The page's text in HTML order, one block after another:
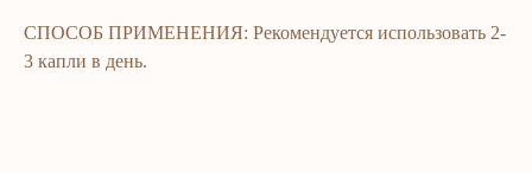
СПОСОБ ПРИМЕНЕНИЯ: Рекомендуется использовать 2-
3 капли в день.